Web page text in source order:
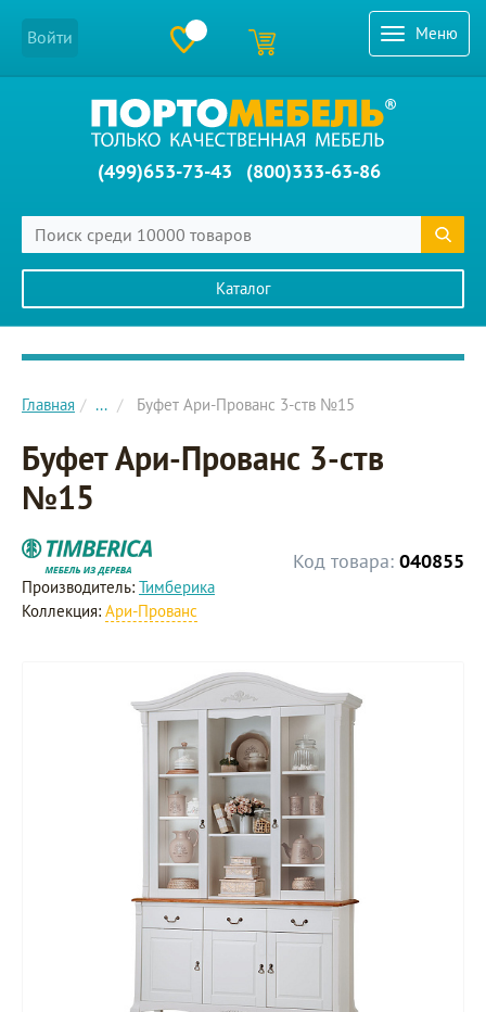
Меню
Войти
(499)653-73-43 (800)333-63-86
Каталог
Главное меню сайта
Главная ... Буфет Ари-Прованс 3-ств №15
Буфет Ари-Прованс 3-ств
№15
Код товара: 040855
Производитель: Тимберика
Коллекция: Ари-Прованс